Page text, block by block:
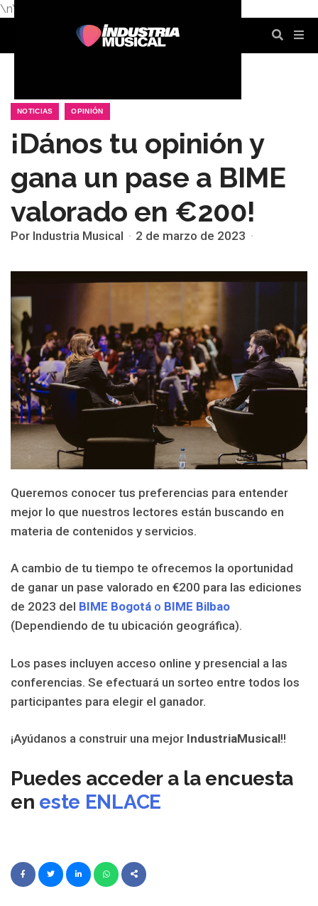
\n\n
NOTICIAS OPINIÓN
¡Dános tu opinión y
gana un pase a BIME
valorado en €200!
Por Industria Musical 2 de marzo de 2023
Queremos conocer tus preferencias para entender
mejor lo que nuestros lectores están buscando en
materia de contenidos y servicios.
A cambio de tu tiempo te ofrecemos la oportunidad
de ganar un pase valorado en €200 para las ediciones
de 2023 del BIME Bogotá o BIME Bilbao
(Dependiendo de tu ubicación geográfica).
Los pases incluyen acceso online y presencial a las
conferencias. Se efectuará un sorteo entre todos los
participantes para elegir el ganador.
¡Ayúdanos a construir una mejor IndustriaMusical!!
Puedes acceder a la encuesta
en este ENLACE